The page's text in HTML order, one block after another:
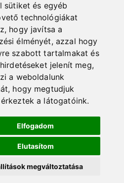
sütiket és egyéb
technológiákat
hogy javítsa a
élményét, azzal hogy
szabott tartalmakat és
jelenít meg,
a weboldalunk
hogy megtudjuk
érkeztek a látogatóink.
Elfogadom
Elutasítom
megváltoztatása
Kapcsolat
Gyors és követhető kézbesítés
14 napos elállási lehetőség
jog fenntartva.